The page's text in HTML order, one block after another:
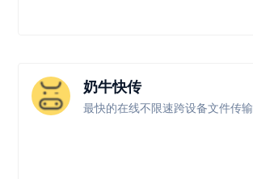
奶牛快传
最快的在线不限速跨设备文件传输